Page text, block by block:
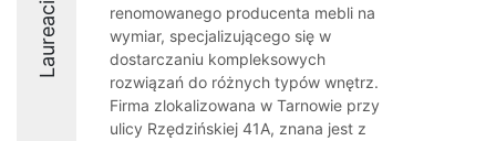
Laureaci
renomowanego producenta mebli na
wymiar, specjalizującego się w
dostarczaniu kompleksowych
rozwiązań do różnych typów wnętrz.
Firma zlokalizowana w Tarnowie przy
ulicy Rzędzińskiej 41A, znana jest z